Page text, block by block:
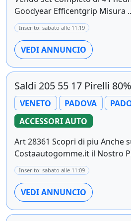
Goodyear Efficentgrip Misura
Inserito: sabato alle 11:19
VEDI ANNUNCIO
Saldi 205 55 17 Pirelli
VENETO PADOVA
ACCESSORI AUTO
Art 28361 Scopri di piu Anche
Costaautogomme.it il Nostro
Inserito: sabato alle 11:09
VEDI ANNUNCIO